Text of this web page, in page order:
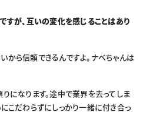
が、互いの変化を感じることはあり
ら信頼できるんですよ。ナベちゃんは
になります。途中で業界を去ってしま
こだわらずにしっかり一緒に付き合っ